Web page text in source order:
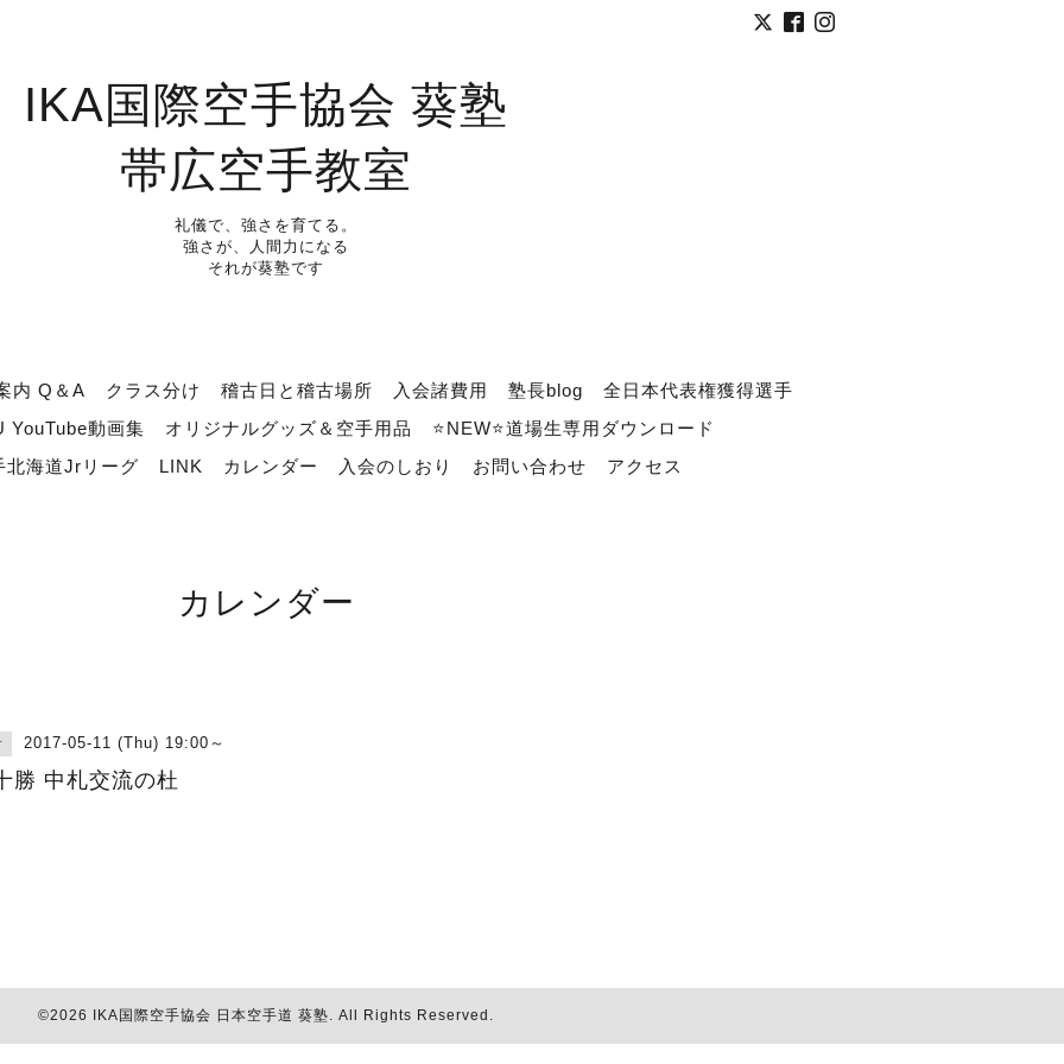
IKA国際空手協会 葵塾
帯広空手教室
礼儀で、強さを育てる。
強さが、人間力になる
それが葵塾です
内 Q＆A クラス分け 稽古日と稽古場所 入会諸費用 塾長blog
全日本代表権獲得選手
YouTube動画集
オリジナルグッズ＆空手用品
⭐NEW⭐道場生専用ダウンロード
北海道Jrリーグ
LINK カレンダー 入会のしおり お問い合わせ アクセス
カレンダー
2017-05-11 (Thu) 19:00～
勝 中札交流の杜
©2026 IKA国際空手協会 日本空手道 葵塾. All Rights Reserved.